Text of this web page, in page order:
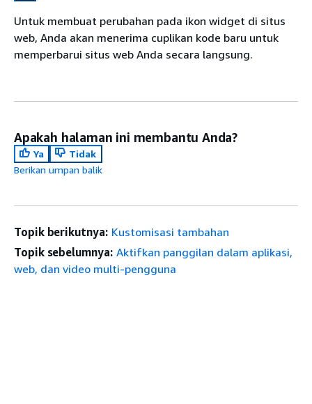
Untuk membuat perubahan pada ikon widget di situs
web, Anda akan menerima cuplikan kode baru untuk
memperbarui situs web Anda secara langsung.
Apakah halaman ini membantu Anda?
Ya
Tidak
Berikan umpan balik
Topik berikutnya: Kustomisasi tambahan
Topik sebelumnya: Aktifkan panggilan dalam aplikasi,
web, dan video multi-pengguna